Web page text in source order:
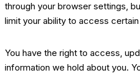
through your browser settings,
limit your ability to access
You have the right to access,
information we hold about you.